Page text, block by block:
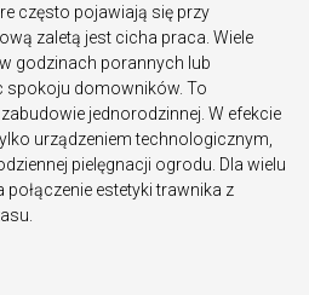
często pojawiają się przy
zaletą jest cicha praca. Wiele
godzinach porannych lub
spokoju domowników. To
jednorodzinnej. W efekcie
urządzeniem technologicznym,
pielęgnacji ogrodu. Dla wielu
estetyki trawnika z